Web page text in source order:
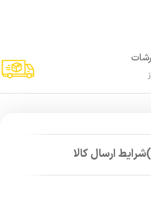
شرایط ارسال کالا